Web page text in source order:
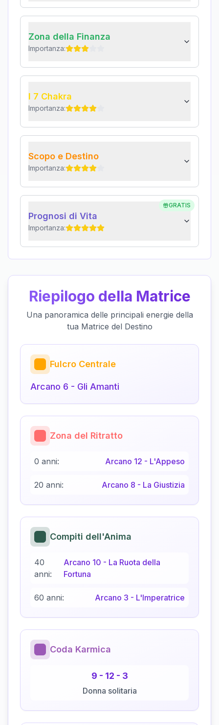
Zona della Finanza
Importanza:
I 7 Chakra
Importanza:
Scopo e Destino
Importanza:
GRATIS
Prognosi di Vita
Importanza:
Riepilogo della Matrice
Una panoramica delle principali energie della
tua Matrice del Destino
Fulcro Centrale
Arcano 6 - Gli Amanti
Zona del Ritratto
0 anni: Arcano 12 - L'Appeso
20 anni: Arcano 8 - La Giustizia
Compiti dell'Anima
40
anni:
Arcano 10 - La Ruota della
Fortuna
60 anni: Arcano 3 - L'Imperatrice
Coda Karmica
9 - 12 - 3
Donna solitaria